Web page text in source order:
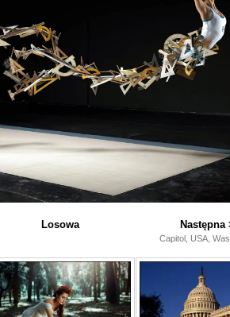
Losowa Następna
Capitol, USA,